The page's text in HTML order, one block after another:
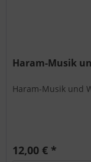
Haram-Musik
Haram-Musik und
12,00 € *